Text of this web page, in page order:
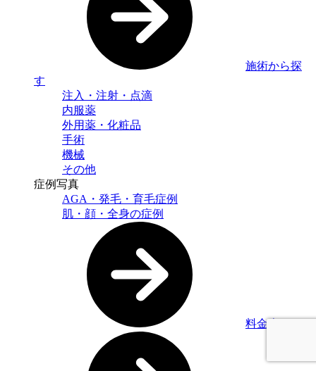
施術から探
す
注入・注射・点滴
内服薬
外用薬・化粧品
手術
機械
その他
症例写真
AGA・発毛・育毛症例
肌・顔・全身の症例
料金表